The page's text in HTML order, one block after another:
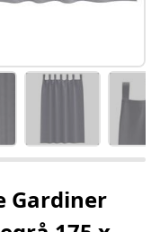
Gardiner